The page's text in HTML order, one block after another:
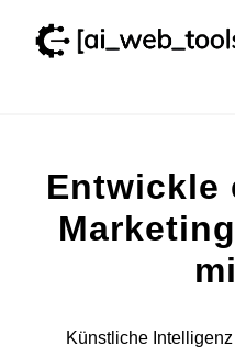
Inhalt
Wissenswertes
Smart AI
Entwickle
Künstliche